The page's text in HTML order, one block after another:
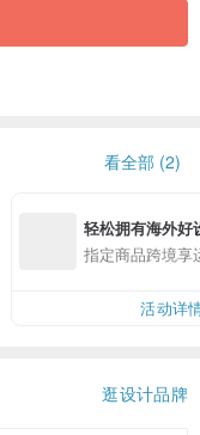
看全部 (2)
轻松拥有海外好
指定商品跨境享
活动详
逛设计品牌